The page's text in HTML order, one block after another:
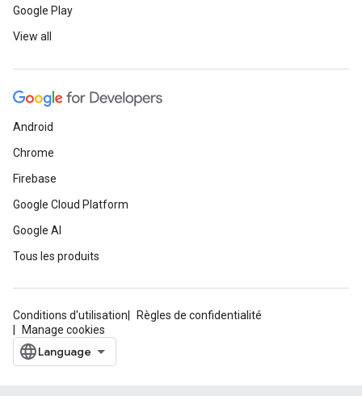
Google Play
View all
Android
Chrome
Firebase
Google Cloud Platform
Google AI
Tous les produits
Conditions d'utilisation
Règles de confidentialité
Manage cookies